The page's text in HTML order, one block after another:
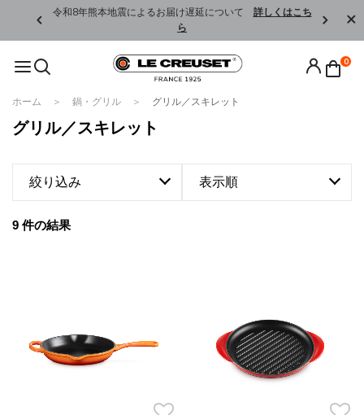
令和8年熊本地震によるお届け遅延について 詳しくはこち
ら
0
ホーム 鍋・グリル グリル／スキレット
グリル／スキレット
絞り込み 表示順
9 件の結果